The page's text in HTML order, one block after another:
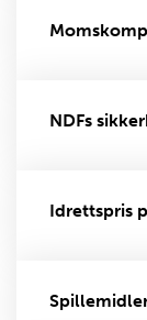
NDFs
Idrettspris